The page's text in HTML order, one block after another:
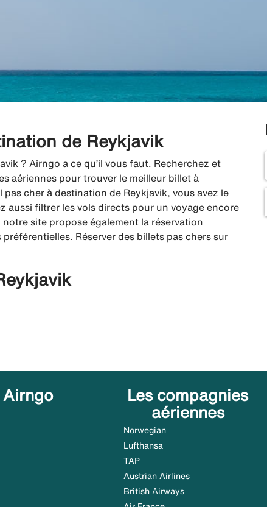
de Reykjavik
? Airngo a ce qu’il vous faut. Recherchez et
aériennes pour trouver le meilleur billet à
cher à destination de Reykjavik, vous avez le
aussi filtrer les vols directs pour un voyage encore
site propose également la réservation
Réserver des billets pas chers sur
Airngo
Les compagnies
aériennes
Norwegian
Lufthansa
TAP
Austrian Airlines
British Airways